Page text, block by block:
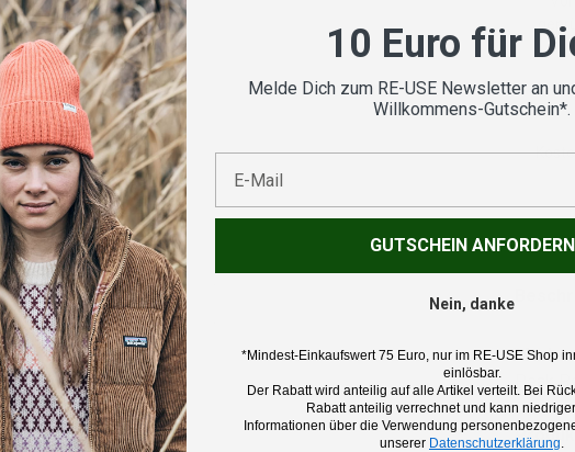
laden
Marke:
Peak
10 Euro für
Melde Dich zum RE-USE Newsletter an
Willkommens-Gutschein*.
GUTSCHEIN ANFORDERN
Nein, danke
*Mindest-Einkaufswert 75 Euro, nur im RE-USE Shop
einlösbar.
Der Rabatt wird anteilig auf alle Artikel verteilt. Bei
Rabatt anteilig verrechnet und kann
Informationen über die Verwendung
unserer Datenschutzerklärung.